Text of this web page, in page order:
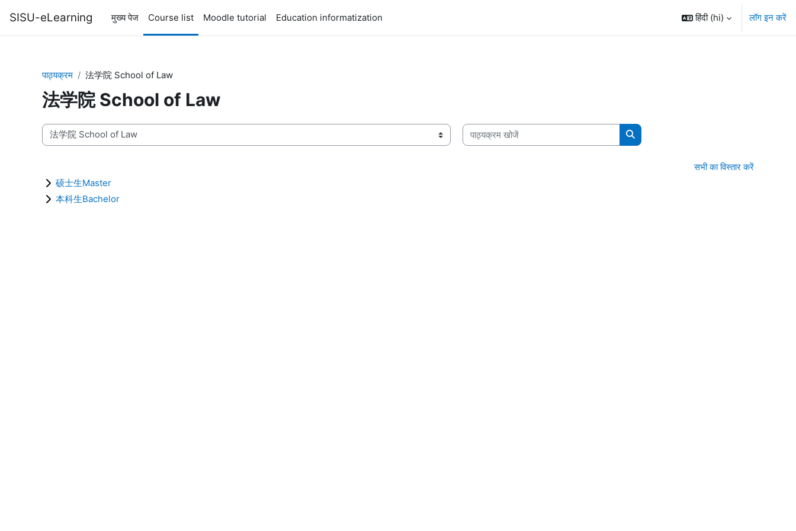
SISU-eLearning मुख्य पेज Course list Moodle tutorial Education informatization हिंदी ‎(hi)‎ लॉग इन करें
पाठ्यक्रम 法学院 School of Law
法学院 School of Law
पाठ्यक्रम वर्ग
पाठ्यक्रम खोजें
पाठ्यक्रम खोजें
सभी का विस्तार करें
硕士生Master
本科生Bachelor